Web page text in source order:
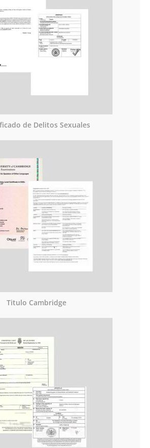
de Delitos Sexuales
Titulo Cambridge